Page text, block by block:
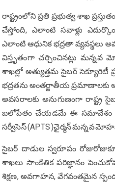
రాష్ట్రంలోని ప్రతి ప్రభుత్వ శాఖ
చేస్తోంది, ఎలాంటి సవాళ్లు
ఎలాంటి ఆధునిక భద్రతా
విస్తృతంగా చర్చించినట్లు మన్నవ
శాఖల్లో అత్యుత్తమ సైబర్
భద్రతను అంతర్జాతీయ ప్రమాణాలకు
అవసరాలకు అనుగుణంగా రాష్ట్ర
బలోపేతం చేయడమే ఈ సమావేశం
సర్వీసెస్ (APTS )ఛైర్మన్ మన్నవ
సైబర్ దాడుల స్వరూపం
శాఖలు సాంకేతిక పరిజ్ఞానం
శిక్షణ, అవగాహన, వేగవంతమైన